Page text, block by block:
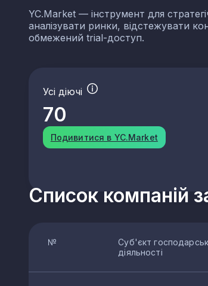
YC.Market — інструмент для
аналізувати ринки, відстежувати
обмежений trial-доступ.
Усі діючі
70
Подивитися в YC.Market
Список компаній
№
Суб'єкт
діяльності